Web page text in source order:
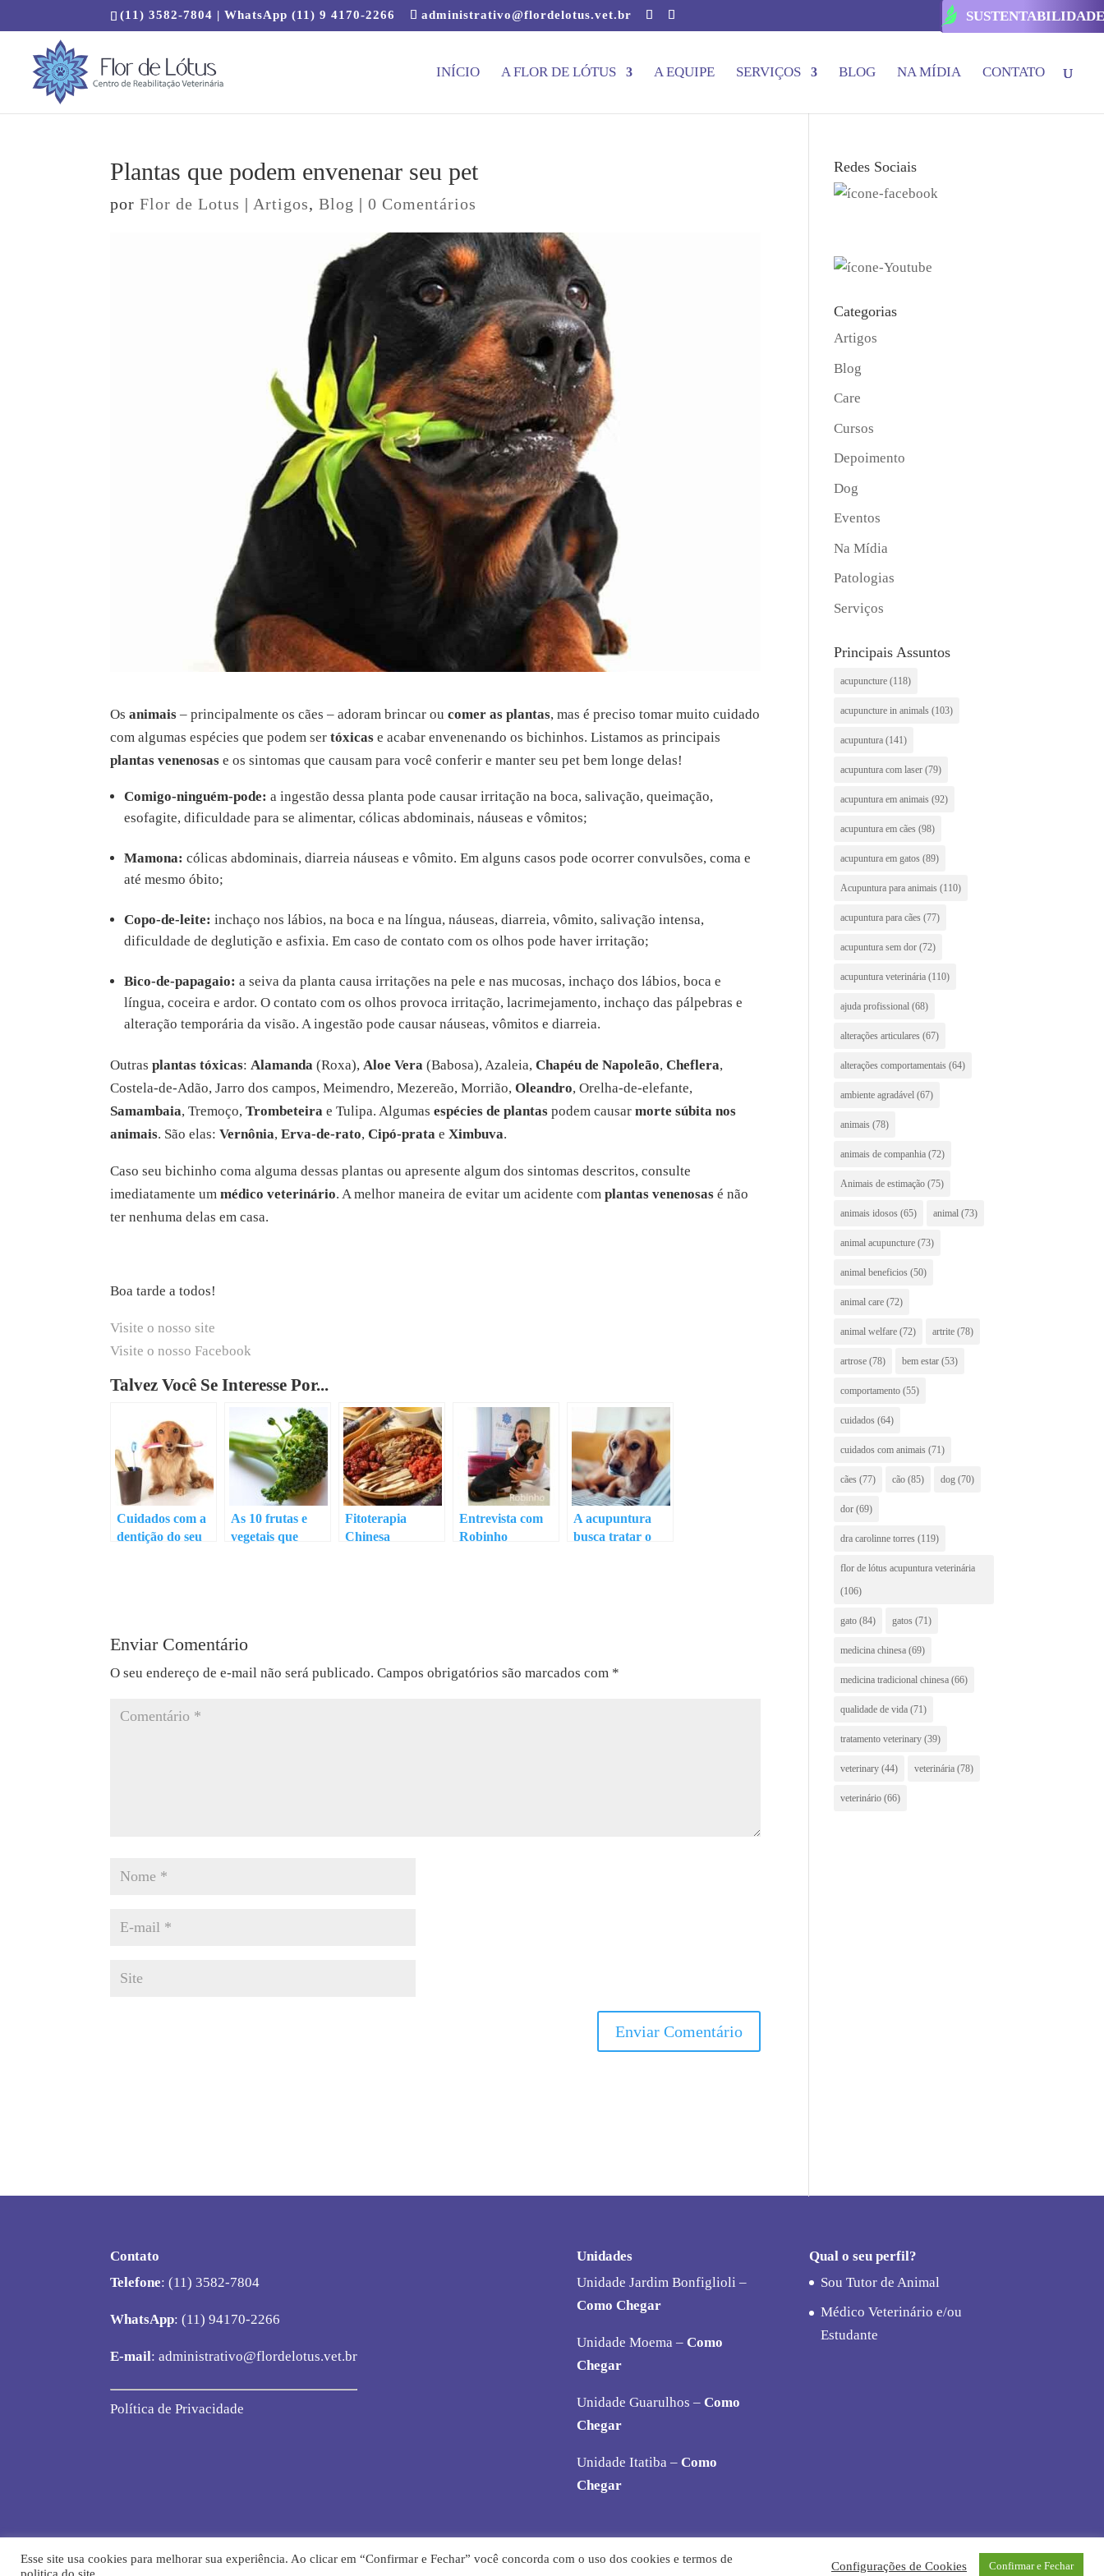
(11) 3582-7804 | WhatsApp (11) 9 4170-2266 administrativo@flordelotus.vet.br
INÍCIO A FLOR DE LÓTUS A EQUIPE SERVIÇOS BLOG NA MÍDIA CONTATO
Plantas que podem envenenar seu pet
porFlor de Lotus | Artigos,Blog |0 Comentários
Osanimais – principalmente os cães – adoram brincar oucomer as plantas, mas é preciso tomar muito cuidado
com algumas espécies que podem sertóxicas e acabar envenenando os bichinhos. Listamos as principais
plantas venenosas e os sintomas que causam para você conferir e manter seu pet bem longe delas!
Comigo-ninguém-pode: a ingestão dessa planta pode causar irritação na boca, salivação, queimação,
esofagite, dificuldade para se alimentar, cólicas abdominais, náuseas e vômitos;
Mamona: cólicas abdominais, diarreia náuseas e vômito. Em alguns casos pode ocorrer convulsões, coma e
até mesmo óbito;
Copo-de-leite:inchaço nos lábios, na boca e na língua, náuseas, diarreia, vômito, salivação intensa,
dificuldade de deglutição e asfixia. Em caso de contato com os olhos pode haver irritação;
Bico-de-papagaio:a seiva da planta causa irritações na pele e nas mucosas, inchaço dos lábios, boca e
língua, coceira e ardor. O contato com os olhos provoca irritação, lacrimejamento, inchaço das pálpebras e
alteração temporária da visão. A ingestão pode causar náuseas, vômitos e diarreia.
Outrasplantas tóxicas:Alamanda (Roxa),Aloe Vera (Babosa), Azaleia,Chapéu de Napoleão,Cheflera,
Costela-de-Adão, Jarro dos campos, Meimendro, Mezereão, Morrião, Oleandro, Orelha-de-elefante,
Samambaia, Tremoço,Trombeteira e Tulipa. Algumasespécies de plantas podem causarmorte súbita nos
animais. São elas:Vernônia,Erva-de-rato,Cipó-prata eXimbuva.
Caso seu bichinho coma alguma dessas plantas ou apresente algum dos sintomas descritos, consulte
imediatamente ummédico veterinário. A melhor maneira de evitar um acidente complantas venenosas é não
ter nenhuma delas em casa.
Boa tarde a todos!
Visite o nosso site
Visite o nosso Facebook
Talvez Você Se Interesse Por...
Cuidados com a
dentição do seu
As 10 frutas e
vegetais que
Fitoterapia
Chinesa
Entrevista com
Robinho
A acupuntura
busca tratar o
Enviar Comentário
O seu endereço de e-mail não será publicado. Campos obrigatórios são marcados com *
Redes Sociais
Categorias
Artigos
Blog
Care
Cursos
Depoimento
Dog
Eventos
Na Mídia
Patologias
Serviços
Principais Assuntos
acupuncture (118)
acupuncture in animals (103)
acupuntura (141)
acupuntura com laser (79)
acupuntura em animais (92)
acupuntura em cães (98)
acupuntura em gatos (89)
Acupuntura para animais (110)
acupuntura para cães (77)
acupuntura sem dor (72)
acupuntura veterinária (110)
ajuda profissional (68)
alterações articulares (67)
alterações comportamentais (64)
ambiente agradável (67)
animais (78)
animais de companhia (72)
Animais de estimação (75)
animais idosos (65) animal (73)
animal acupuncture (73)
animal beneficios (50)
animal care (72)
animal welfare (72) artrite (78)
artrose (78) bem estar (53)
comportamento (55)
cuidados (64)
cuidados com animais (71)
cães (77) cão (85) dog (70)
dor (69)
dra carolinne torres (119)
flor de lótus acupuntura veterinária
(106)
gato (84) gatos (71)
medicina chinesa (69)
medicina tradicional chinesa (66)
qualidade de vida (71)
tratamento veterinary (39)
veterinary (44) veterinária (78)
veterinário (66)
Contato
Telefone: (11) 3582-7804
WhatsApp: (11) 94170-2266
E-mail: administrativo@flordelotus.vet.br
Política de Privacidade
Unidades
Unidade Jardim Bonfiglioli –
Como Chegar
Unidade Moema – Como
Chegar
Unidade Guarulhos – Como
Chegar
Unidade Itatiba – Como
Chegar
Qual o seu perfil?
Sou Tutor de Animal
Médico Veterinário e/ou
Estudante
SUSTENTABILIDADE
Flor de Lótus Acupuntura Veterinária® - Desde 2009
Esse site usa cookies para melhorar sua experiência. Ao clicar em “Confirmar e Fechar” você concorda com o uso dos cookies e termos de
politica do site
Configurações de Cookies Confirmar e Fechar